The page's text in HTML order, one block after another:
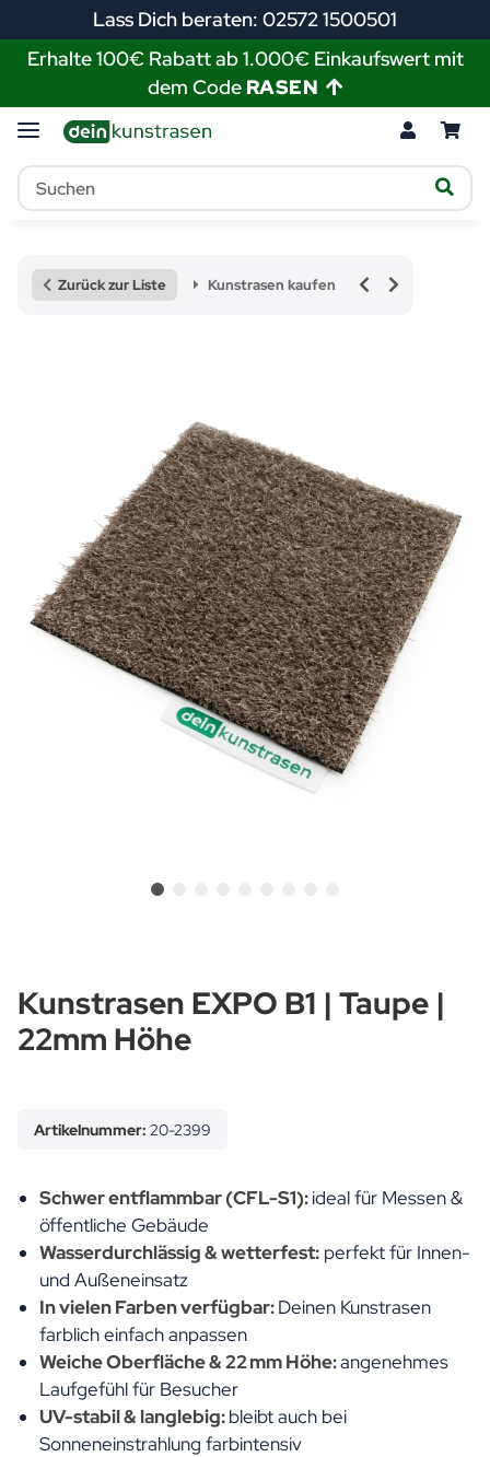
Lass Dich beraten: 02572 1500501
Erhalte 100€ Rabatt ab 1.000€ Einkaufswert mit
dem Code RASEN
Zurück zur Liste Kunstrasen kaufen
Kunstrasen EXPO B1 | Taupe |
22mm Höhe
Artikelnummer: 20-2399
Schwer entflammbar (CFL-S1):ideal für Messen &
öffentliche Gebäude
Wasserdurchlässig & wetterfest: perfekt für Innen-
und Außeneinsatz
In vielen Farben verfügbar:Deinen Kunstrasen
farblich einfach anpassen
Weiche Oberfläche & 22 mm Höhe:angenehmes
Laufgefühl für Besucher
UV-stabil & langlebig:bleibt auch bei
Sonneneinstrahlung farbintensiv